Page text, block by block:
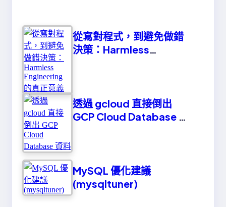
從寫對程式，到避免做錯
決策：Harmless
透過 gcloud 直接倒出
GCP Cloud Database 資
MySQL 優化建議
(mysqltuner)